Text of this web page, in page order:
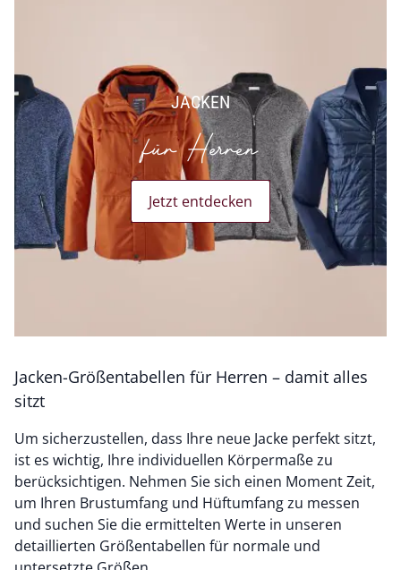
JACKEN
für Herren
Jetzt entdecken
Jacken-Größentabellen für Herren – damit alles
sitzt
Um sicherzustellen, dass Ihre neue Jacke perfekt sitzt,
ist es wichtig, Ihre individuellen Körpermaße zu
berücksichtigen. Nehmen Sie sich einen Moment Zeit,
um Ihren Brustumfang und Hüftumfang zu messen
und suchen Sie die ermittelten Werte in unseren
detaillierten Größentabellen für normale und